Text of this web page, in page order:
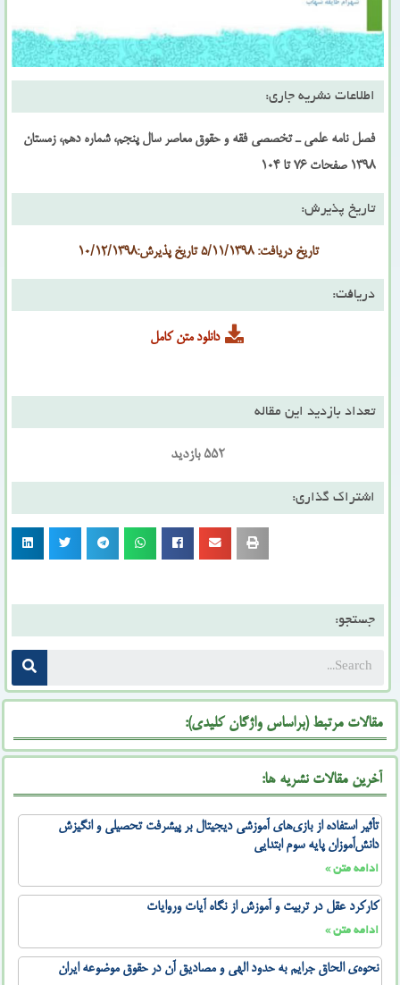
اطلاعات نشریه جاری:
فصل نامه علمى ـ تخصصی فقه و حقوق معاصر سال پنجم، شماره دهم، زمستان
1398 صفحات 76 تا 104
تاریخ پذیرش:
تاریخ دریافت: 5/11/1398 تاریخ پذیرش:10/12/1398
دریافت:
دانلود متن کامل
تعداد بازدید این مقاله
552 بازدید
اشتراک گذاری:
جستجو:
مقالات مرتبط (براساس واژگان کلیدی):
آخرین مقالات نشریه ها:
تأثیر استفاده از بازی‌های آموزشی دیجیتال بر پیشرفت تحصیلی و انگیزش
دانش‌آموزان پایه سوم ابتدایی
ادامه متن »
کارکرد عقل در تربیت و آموزش از نگاه آیات وروایات
ادامه متن »
نحوه‌ی الحاق جرایم به حدود الهی و مصادیق آن در حقوق موضوعه ایران